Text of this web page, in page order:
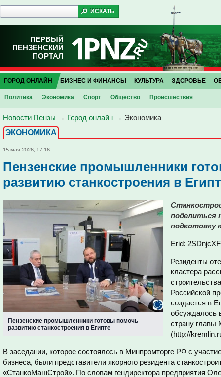
ПЕРВЫЙ
ПЕНЗЕНСКИЙ
ПОРТАЛ
ГОРОД ОНЛАЙН
Политика Экономика Спорт Общество Проиcшествия
БИЗНЕС И ФИНАНСЫ КУЛЬТУРА ЗДОРОВЬЕ
Новости Пензы → Город онлайн → Экономика
ЭКОНОМИКА
15 мая 2026, 17:16
Пензенские промышленники
развитию станкостроения в
Пензенские промышленники готовы помочь
развитию станкостроения в Египте
поделиться
подготовку
Erid:
Резиденты
кластера
Российской
создается в
обсуждалось
страну главы
(http://
В заседании, которое состоялось в Минпромторге РФ с
бизнеса, были представители якорного резидента
«СтанкоМашСтрой». По словам гендиректора предприятия